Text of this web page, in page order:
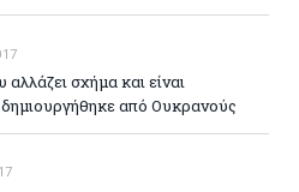
αλλάζει σχήμα και είναι
από Ουκρανούς